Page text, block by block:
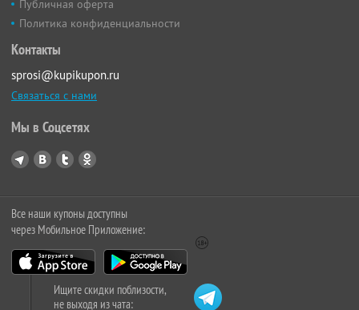
Публичная оферта
Политика конфиденциальности
Контакты
sprosi@kupikupon.ru
Связаться с нами
Мы в Соцсетях
Все наши купоны доступны
через Мобильное Приложение:
Ищите скидки поблизости,
не выходя из чата: